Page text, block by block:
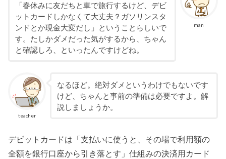
man
「春休みに友だちと車で旅行するけど、デビ
ットカードしかなくて大丈夫？ガソリンスタ
ンドとか現金大変だし」ということらしいで
す。たしかダメだった気がするから、ちゃん
と確認しろ、といったんですけどね。
teacher
なるほど。絶対ダメというわけでもないです
けど、ちゃんと事前の準備は必要ですよ。解
説しましょうか。
デビットカードは「支払いに使うと、その場で利用額の
全額を銀行口座から引き落とす」仕組みの決済用カード